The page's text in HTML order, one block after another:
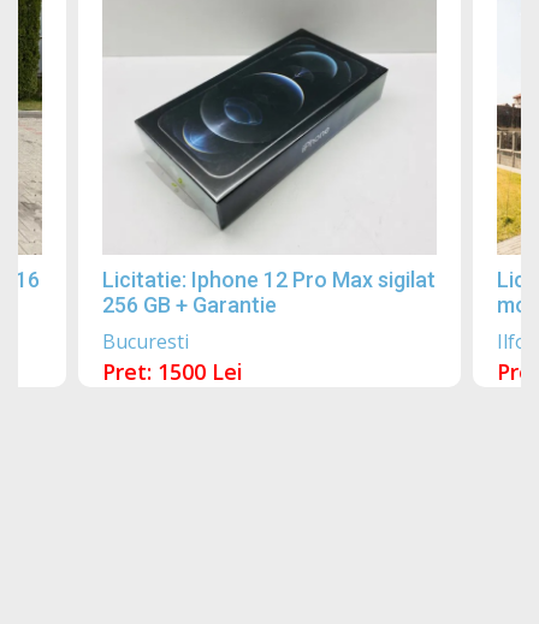
Licitatie: Iphone 12 Pro Max sigilat
256 GB + Garantie
Bucuresti
Pret: 1500 Lei
Ilfov